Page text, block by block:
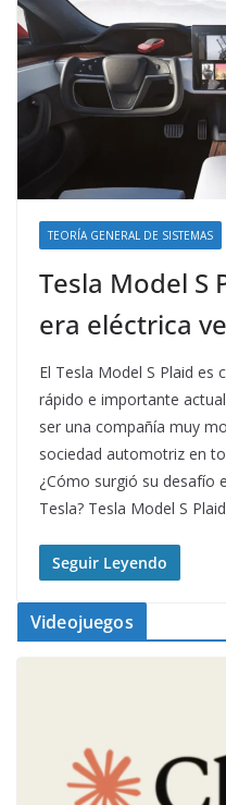
TEORÍA GENERAL DE SISTEMAS
Tesla Model S
era eléctrica
El Tesla Model S Plaid
rápido e importante
ser una compañía muy
sociedad automotriz en
¿Cómo surgió su desafío
Tesla? Tesla Model S
Seguir Leyendo
Videojuegos